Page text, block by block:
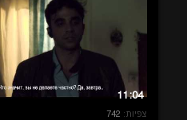
11:04
צפיות: 742